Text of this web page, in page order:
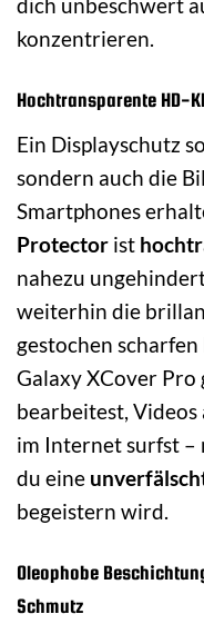
dich unbeschwert
konzentrieren.
Hochtransparente HD-
Ein Displayschutz
sondern auch die
Smartphones
Protector ist
nahezu
weiterhin die
gestochen
Galaxy XCover Pro
bearbeitest,
im Internet surfst –
du eine
begeistern wird.
Oleophobe
Schmutz